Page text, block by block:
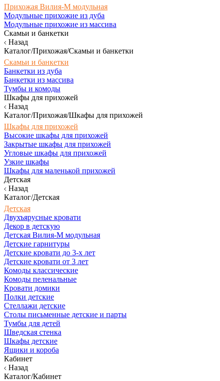
Прихожая Вилия-М модульная
Модульные прихожие из дуба
Модульные прихожие из массива
Скамьи и банкетки
Назад
Каталог/Прихожая/Скамьи и банкетки
Скамьи и банкетки
Банкетки из дуба
Банкетки из массива
Тумбы и комоды
Шкафы для прихожей
Назад
Каталог/Прихожая/Шкафы для прихожей
Шкафы для прихожей
Высокие шкафы для прихожей
Закрытые шкафы для прихожей
Угловые шкафы для прихожей
Узкие шкафы
Шкафы для маленькой прихожей
Детская
Назад
Каталог/Детская
Детская
Двухъярусные кровати
Декор в детскую
Детская Вилия-М модульная
Детские гарнитуры
Детские кровати до 3-х лет
Детские кровати от 3 лет
Комоды классические
Комоды пеленальные
Кровати домики
Полки детские
Стеллажи детские
Столы письменные детские и парты
Тумбы для детей
Шведская стенка
Шкафы детские
Ящики и короба
Кабинет
Назад
Каталог/Кабинет